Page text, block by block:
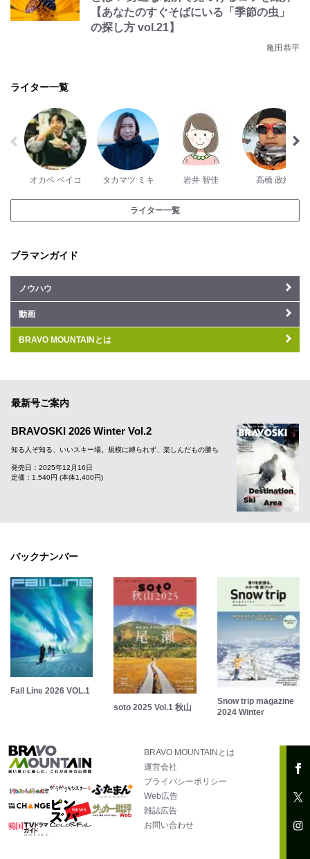
【あなたのすぐそばにいる「季節の虫」
の探し方 vol.21】
亀田恭平
ライター一覧
オカベ ベイコ タカマツ ミキ 岩井 智佳 高橋 政紀
ライター一覧
ブラマンガイド
ノウハウ
動画
BRAVO MOUNTAINとは
最新号ご案内
BRAVOSKI 2026 Winter Vol.2
知る人ぞ知る、いいスキー場。規模に縛られず、楽しんだもの勝ち
発売日：2025年12月16日
定価：1,540円 (本体1,400円)
バックナンバー
Fall Line 2026 VOL.1
soto 2025 Vol.1 秋山
Snow trip magazine
2024 Winter
BRAVO MOUNTAINとは
運営会社
プライバシーポリシー
Web広告
雑誌広告
お問い合わせ